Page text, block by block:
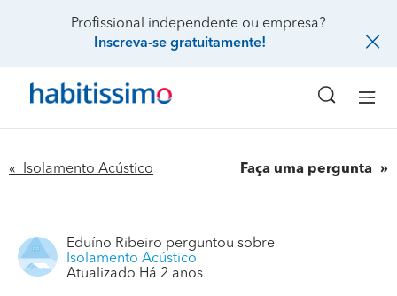
Profissional independente ou empresa?
Inscreva-se gratuitamente!
« Isolamento Acústico Faça uma pergunta
Eduíno Ribeiro perguntou sobre
Isolamento Acústico
Atualizado Há 2 anos